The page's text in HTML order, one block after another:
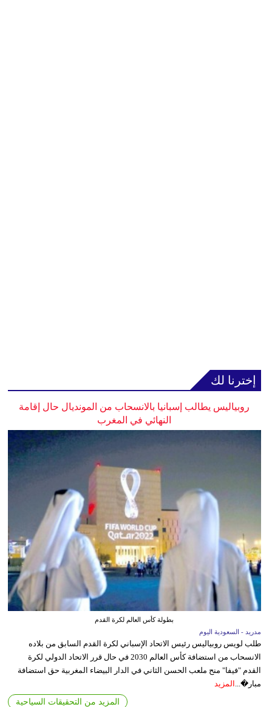
إخترنا لك
روبياليس يطالب إسبانيا بالانسحاب من المونديال حال إقامة
النهائي في المغرب
بطولة كأس العالم لكرة القدم
مدريد - السعودية اليوم
طلب لويس روبياليس رئيس الاتحاد الإسباني لكرة القدم السابق من بلاده
الانسحاب من استضافة كأس العالم 2030 في حال قرر الاتحاد الدولي لكرة
القدم "فيفا" منح ملعب الحسن الثاني في الدار البيضاء المغربية حق استضافة
مبار�...
المزيد
المزيد من التحقيقات السياحية